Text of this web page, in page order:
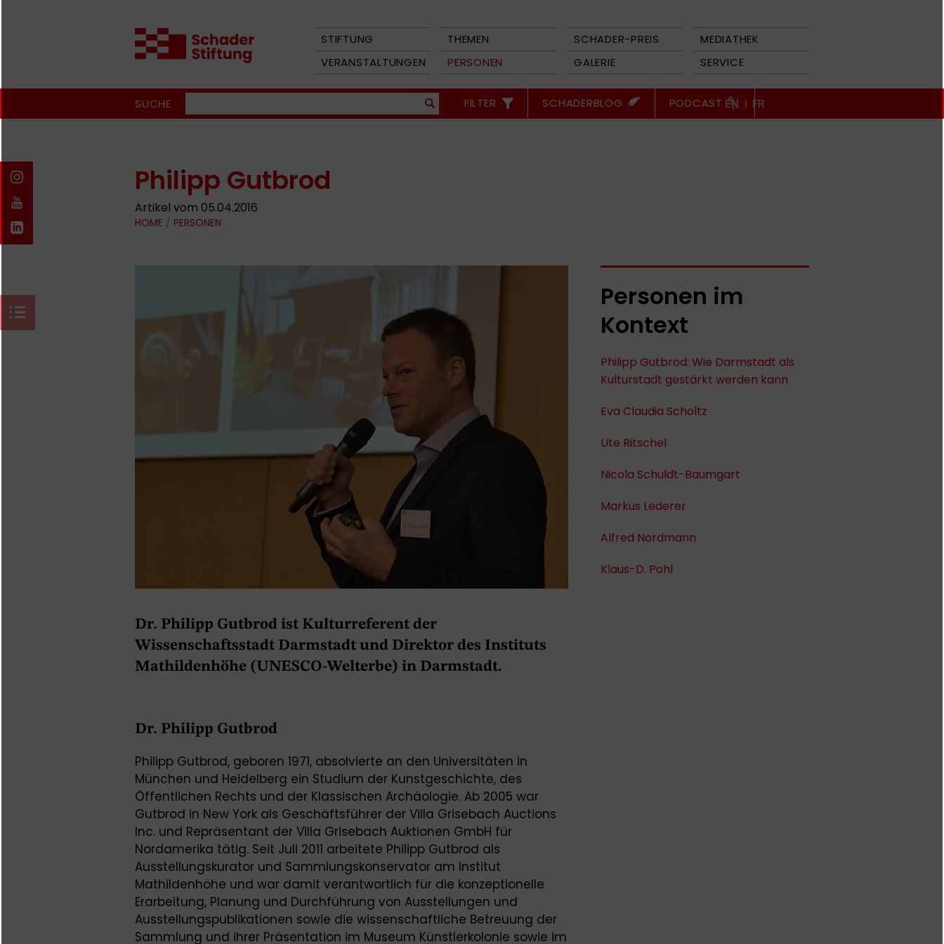
STIFTUNG THEMEN SCHADER-PREIS
MEDIATHEK
VERANSTALTUNGEN
PERSONEN GALERIE SERVICE
SUCHE FILTER SCHADERBLOG PODCAST EN | FR
Philipp Gutbrod
Artikel vom 05.04.2016
HOME / PERSONEN
Dr. Philipp Gutbrod ist Kulturreferent der
Wissenschaftsstadt Darmstadt und Direktor des Instituts
Mathildenhöhe (UNESCO-Welterbe) in Darmstadt.
Dr. Philipp Gutbrod
Philipp Gutbrod, geboren 1971, absolvierte an den Universitäten in
München und Heidelberg ein Studium der Kunstgeschichte, des
Öffentlichen Rechts und der Klassischen Archäologie. Ab 2005 war
Gutbrod in New York als Geschäftsführer der Villa Grisebach Auctions
Inc. und Repräsentant der Villa Grisebach Auktionen GmbH für
Nordamerika tätig. Seit Juli 2011 arbeitete Philipp Gutbrod als
Ausstellungskurator und Sammlungskonservator am Institut
Mathildenhöhe und war damit verantwortlich für die konzeptionelle
Erarbeitung, Planung und Durchführung von Ausstellungen und
Ausstellungspublikationen sowie die wissenschaftliche Betreuung der
Sammlung und ihrer Präsentation im Museum Künstlerkolonie sowie im
Personen im
Kontext
Philipp Gutbrod: Wie Darmstadt als
Kulturstadt gestärkt werden kann
Eva Claudia Scholtz
Ute Ritschel
Nicola Schuldt-Baumgart
Markus Lederer
Alfred Nordmann
Klaus-D. Pohl